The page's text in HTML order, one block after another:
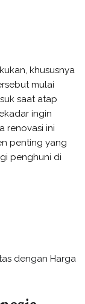
khususnya
mulai
saat atap
ingin
renovasi ini
penting yang
penghuni di